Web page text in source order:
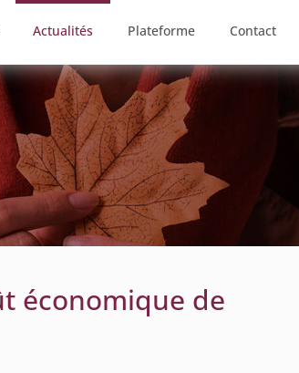
Actualités Plateforme Contact
économique de